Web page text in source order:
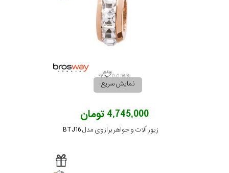
نمایش سریع
4,745,000 تومان
زیور آلات و جواهر برازوی مدل BTJ16